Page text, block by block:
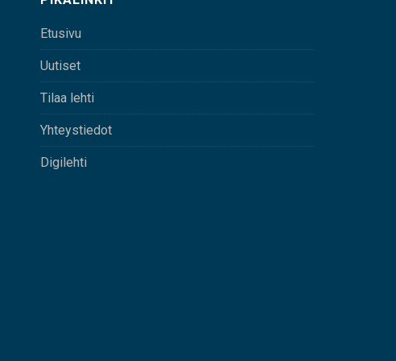
Etusivu
Uutiset
Tilaa lehti
Yhteystiedot
Digilehti